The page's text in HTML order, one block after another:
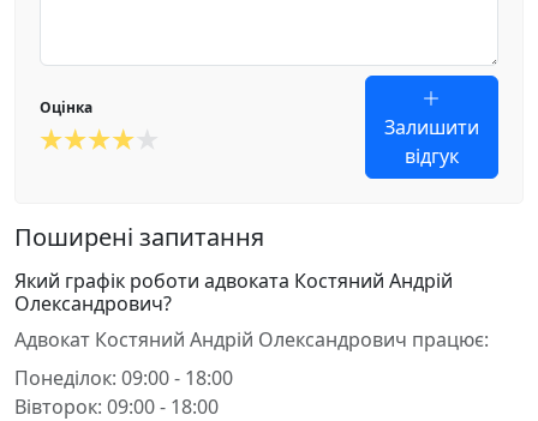
Оцінка
Залишити
відгук
Поширені запитання
Який графік роботи адвоката Костяний Андрій
Олександрович?
Адвокат Костяний Андрій Олександрович працює:
Понеділок: 09:00 - 18:00
Вівторок: 09:00 - 18:00